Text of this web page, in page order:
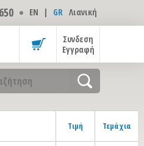
ΕΝ | GR Λιανική
Συνδεση
Εγγραφή
Τιμή Τεμάχια